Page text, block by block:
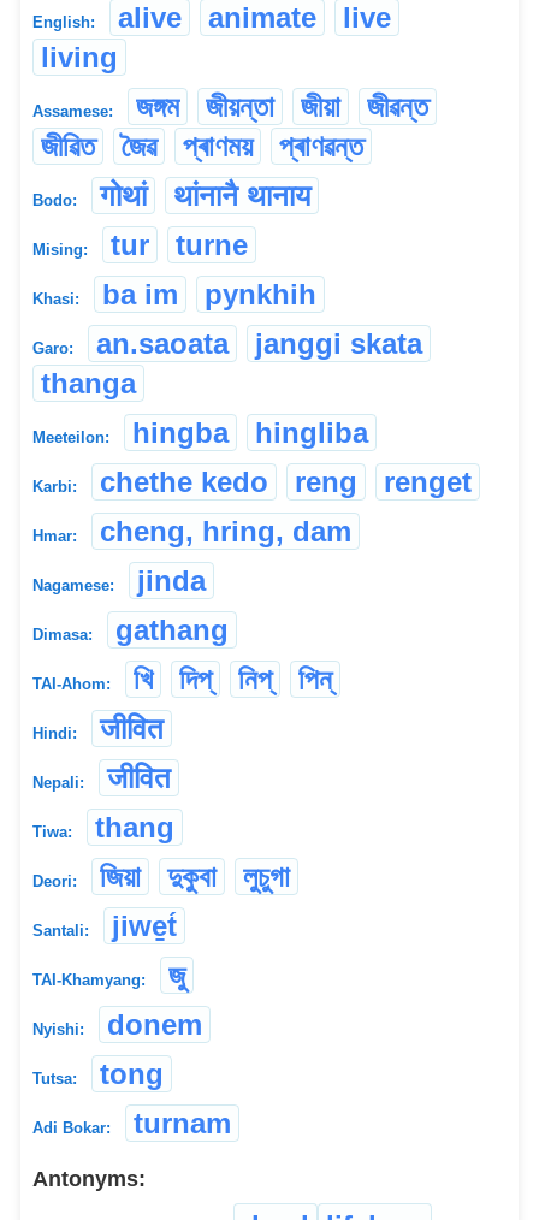
English: alive animate
live
living
Assamese: জঙ্গম জীয়ন্তা জীয়া
জীৱন্ত
জীৱিত
জৈৱ প্ৰাণময় প্ৰাণৱন্ত
Bodo: गोथां थांनानै थानाय
Mising: tur turne
Khasi: ba im pynkhih
Garo: an.saoata
janggi skata
thanga
Meeteilon: hingba hingliba
Karbi: chethe kedo reng renget
Hmar: cheng, hring, dam
Nagamese: jinda
Dimasa: gathang
TAI-Ahom: খি দিপ্ নিপ্ পিন্
Hindi: जीवित
Nepali: जीवित
Tiwa: thang
Deori: জিয়া দুকুবা লুচুগা
Santali: jiwe̱t́
TAI-Khamyang: জু
Nyishi: donem
Tutsa: tong
Adi Bokar: turnam
Antonyms: